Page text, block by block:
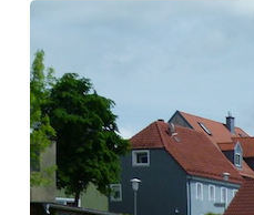
e
n
i
o